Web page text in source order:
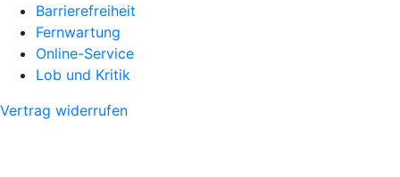
Barrierefreiheit
Fernwartung
Online-Service
Lob und Kritik
Vertrag widerrufen